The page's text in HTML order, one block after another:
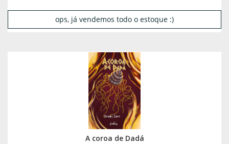
ops, já vendemos todo o estoque :)
A coroa de Dadá